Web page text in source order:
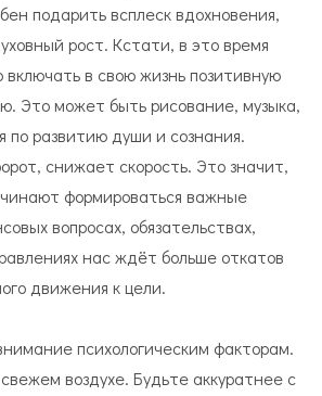
подарить всплеск вдохновения,
рост. Кстати, в это время
включать в свою жизнь позитивную
Это может быть рисование, музыка,
по развитию души и сознания.
снижает скорость. Это значит,
формироваться важные
вопросах, обязательствах,
нас ждёт больше откатов
движения к цели.
психологическим факторам.
воздухе. Будьте аккуратнее с